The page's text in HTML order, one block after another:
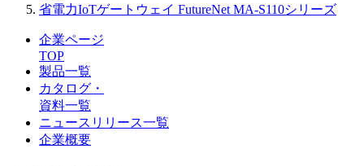
省電力IoTゲートウェイ FutureNet MA-S110シリーズ
企業ページ
TOP
製品一覧
カタログ・
資料一覧
ニュースリリース一覧
企業概要